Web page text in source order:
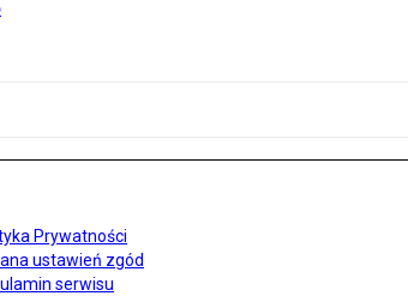
Prywatności
ustawień zgód
serwisu